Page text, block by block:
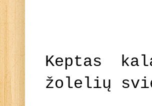
Keptas
žolelių